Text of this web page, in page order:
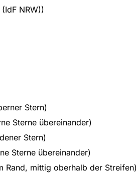
NRW))
Stern)
Sterne übereinander)
Stern)
Sterne übereinander)
Rand, mittig oberhalb der Streifen)